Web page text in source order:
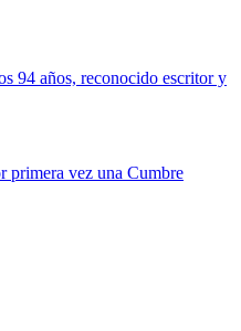
94 años, reconocido escritor y
primera vez una Cumbre